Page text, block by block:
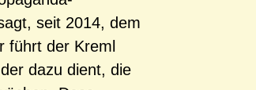
seit 2014, dem
führt der Kreml
dazu dient, die